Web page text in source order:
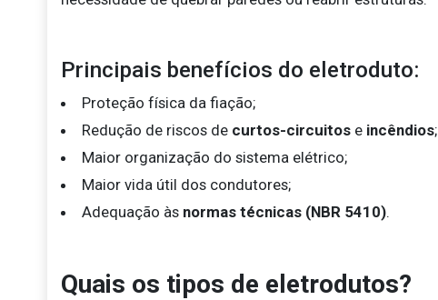
Principais benefícios do eletroduto:
Proteção física da fiação;
Redução de riscos de curtos-circuitose incêndios;
Maior organização do sistema elétrico;
Maior vida útil dos condutores;
Adequação às normas técnicas (NBR 5410).
Quais os tipos de eletrodutos?